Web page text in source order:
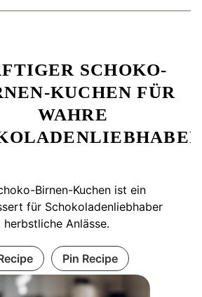
SCHOKO-
KUCHEN FÜR
WAHRE
Birnen-Kuchen ist ein
für Schokoladenliebhaber
herbstliche Anlässe.
Pin Recipe